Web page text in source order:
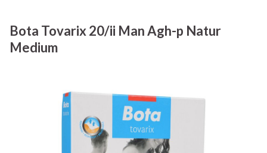
Bota Tovarix 20/ii Man Agh-p Natur
Medium